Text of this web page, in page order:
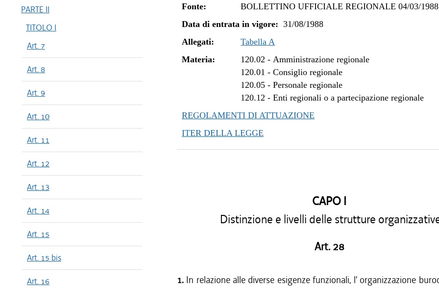
PARTE II
TITOLO I
Art. 7
Art. 8
Art. 9
Art. 10
Art. 11
Art. 12
Art. 13
Art. 14
Art. 15
Art. 15 bis
Art. 16
Fonte:
BOLLETTINO UFFICIALE REGIONALE 04/03/
Data di entrata in vigore: 31/08/1988
Allegati:
Tabella A
Materia:
120.02 -Amministrazione regionale
120.01 -Consiglio regionale
120.05 -Personale regionale
120.12 -Enti regionali o a partecipazione regionale
REGOLAMENTI DI ATTUAZIONE
ITER DELLA LEGGE
CAPO I
Distinzione e livelli delle strutture
Art. 28
1. In relazione alle diverse esigenze funzionali, l' organizzazione